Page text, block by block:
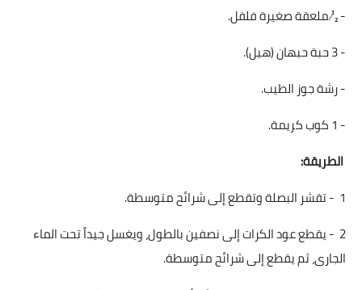
مواضيع ست البيت
قصص مطبخ مصورة
كُتب وصفات مجاني
- ½ ملعقة صغيرة فلفل.
- 3 حبة حبهان (هيل).
- رشة جوز الطيب.
- 1 كوب كريمة.
الطريقة:
1 - تقشر البصلة وتقطع إلى شرائح متوسطة.
2 - يقطع عود الكرات إلى نصفين بالطول، ويغسل جيداً تحت الماء
الجارى، ثم يقطع إلى شرائح متوسطة.